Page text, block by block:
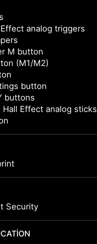
Effect analog triggers
M button
(M1/M2)
button
buttons
Hall Effect analog sticks
Security